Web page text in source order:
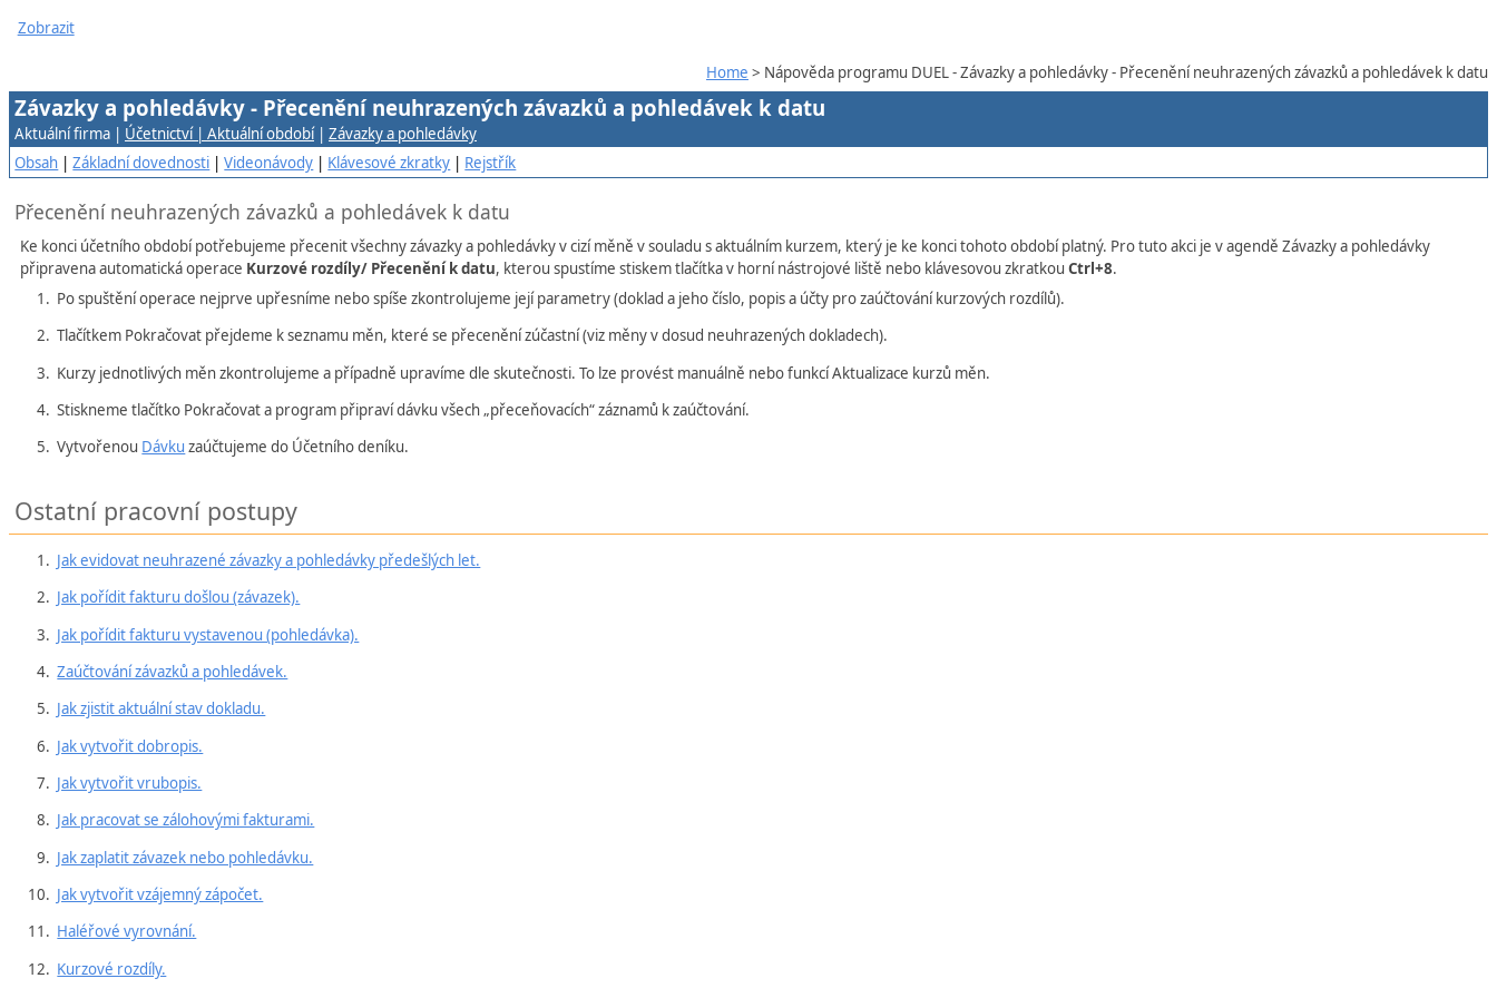
Zobrazit
Home > Nápověda programu DUEL - Závazky a pohledávky - Přecenění neuhrazených závazků a pohledávek k datu
Závazky a pohledávky - Přecenění neuhrazených závazků a pohledávek k datu
Aktuální firma | Účetnictví | Aktuální období| Závazky a pohledávky
Obsah |Základní dovednosti |Videonávody | Klávesové zkratky | Rejstřík
Přecenění neuhrazených závazků a pohledávek k datu
Ke konci účetního období potřebujeme přecenit všechny závazky a pohledávky v cizí měně v souladu s aktuálním kurzem, který je ke konci tohoto období platný. Pro tuto akci je v agendě Závazky a pohledávky
připravena automatická operace Kurzové rozdíly/ Přecenění k datu, kterou spustíme stiskem tlačítka v horní nástrojové liště nebo klávesovou zkratkou Ctrl+8.
Po spuštění operace nejprve upřesníme nebo spíše zkontrolujeme její parametry (doklad a jeho číslo, popis a účty pro zaúčtování kurzových rozdílů).
Tlačítkem Pokračovat přejdeme k seznamu měn, které se přecenění zúčastní (viz měny v dosud neuhrazených dokladech).
Kurzy jednotlivých měn zkontrolujeme a případně upravíme dle skutečnosti. To lze provést manuálně nebo funkcí Aktualizace kurzů měn.
Stiskneme tlačítko Pokračovat a program připraví dávku všech „přeceňovacích“ záznamů k zaúčtování.
Vytvořenou Dávku zaúčtujeme do Účetního deníku.
Ostatní pracovní postupy
Jak evidovat neuhrazené závazky a pohledávky předešlých let.
Jak pořídit fakturu došlou (závazek).
Jak pořídit fakturu vystavenou (pohledávka).
Zaúčtování závazků a pohledávek.
Jak zjistit aktuální stav dokladu.
Jak vytvořit dobropis.
Jak vytvořit vrubopis.
Jak pracovat se zálohovými fakturami.
Jak zaplatit závazek nebo pohledávku.
Jak vytvořit vzájemný zápočet.
Haléřové vyrovnání.
Kurzové rozdíly.